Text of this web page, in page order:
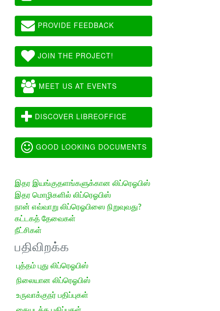
PROVIDE FEEDBACK
JOIN THE PROJECT!
MEET US AT EVENTS
DISCOVER LIBREOFFICE
GOOD LOOKING DOCUMENTS
இதர இயங்குதளங்களுக்கான லிப்ரெஓபிஸ்
இதர மொழிகளில் லிப்ரெஓபிஸ்
நான் எவ்வாறு லிப்ரெஓபிஸை நிறுவுவது?
கட்டகத் தேவைகள்
நீட்சிகள்
பதிவிறக்க
புத்தம் புது லிப்ரெஓபிஸ்
நிலையான லிப்ரெஓபிஸ்
உருவாக்குநர் பதிப்புகள்